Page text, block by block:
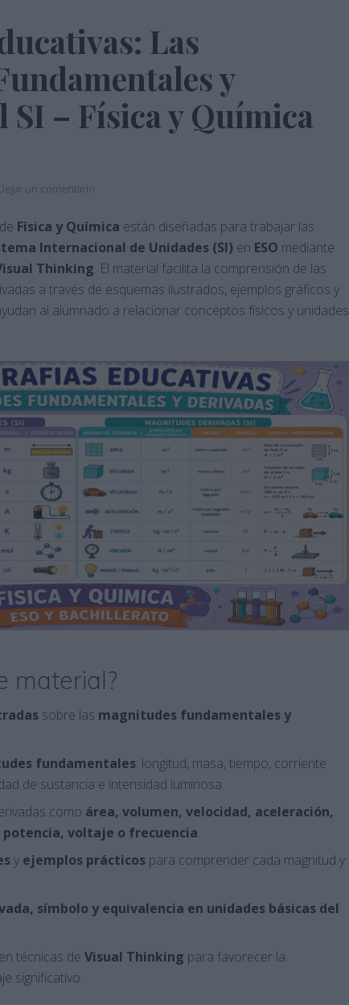
Las
y
SI – Física y Química
un comentario
de Física y Química están diseñadas para trabajar las
Internacional de Unidades (SI) en ESO mediante
Thinking. El material facilita la comprensión de las
a través de esquemas ilustrados, ejemplos gráficos y
al alumnado a relacionar conceptos físicos y unidades
material?
sobre las magnitudes fundamentales y
fundamentales: longitud, masa, tiempo, corriente
de sustancia e intensidad luminosa.
como área, volumen, velocidad, aceleración,
voltaje o frecuencia.
y ejemplos prácticos para comprender cada magnitud y
símbolo y equivalencia en unidades básicas del
técnicas de Visual Thinking para favorecer la
significativo.